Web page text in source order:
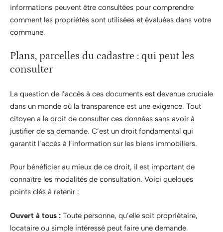
informations peuvent être consultées pour comprendre
comment les propriétés sont utilisées et évaluées dans votre
commune.
Plans, parcelles du cadastre : qui peut les
consulter
La question de l’accès à ces documents est devenue cruciale
dans un monde où la transparence est une exigence. Tout
citoyen a le droit de consulter ces données sans avoir à
justifier de sa demande. C’est un droit fondamental qui
garantit l’accès à l’information sur les biens immobiliers.
Pour bénéficier au mieux de ce droit, il est important de
connaître les modalités de consultation. Voici quelques
points clés à retenir :
Ouvert à tous : Toute personne, qu’elle soit propriétaire,
locataire ou simple intéressé peut faire une demande.